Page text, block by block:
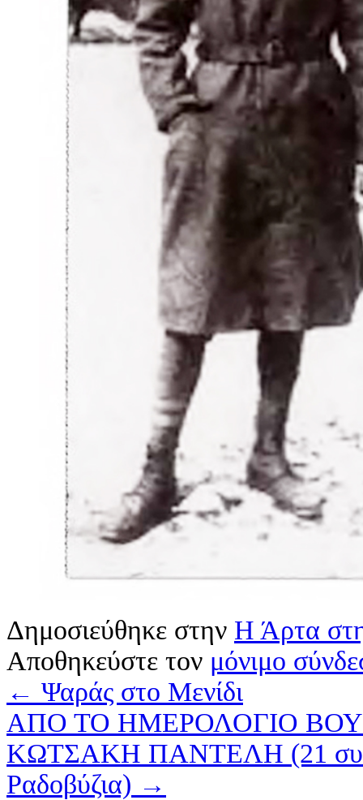
Δημοσιεύθηκε στην Η Άρτα
Αποθηκεύστε τον μόνιμο
← Ψαράς στο Μενίδι
ΑΠΟ ΤΟ ΗΜΕΡΟΛΟΓΙΟ
ΚΩΤΣΑΚΗ ΠΑΝΤΕΛΗ (21
Ραδοβύζια) →